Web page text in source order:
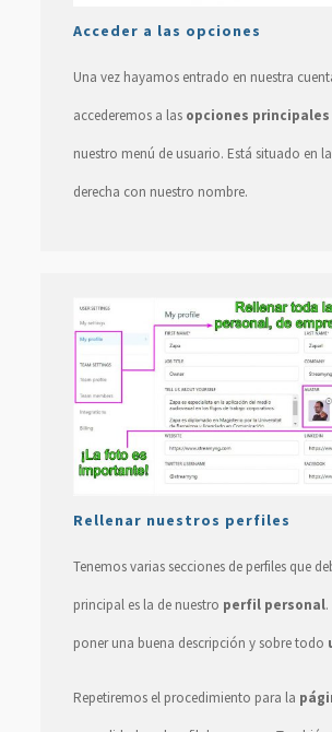
Acceder a las opciones
Una vez hayamos entrado en nuestra
accederemos a las opciones principales
nuestro menú de usuario. Está situado en
derecha con nuestro nombre.
Rellenar nuestros perfiles
Tenemos varias secciones de perfiles que
principal es la de nuestro perfil personal.
poner una buena descripción y sobre todo
Repetiremos el procedimiento para la